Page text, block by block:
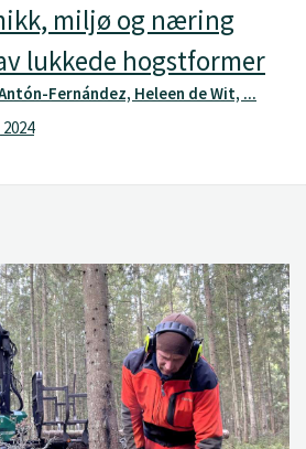
miljø og næring
lukkede hogstformer
Fernández, Heleen de Wit, ...